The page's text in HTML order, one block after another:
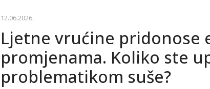
12.06.2026.
Ljetne vrućine
promjenama. Koliko ste
problematikom suše?